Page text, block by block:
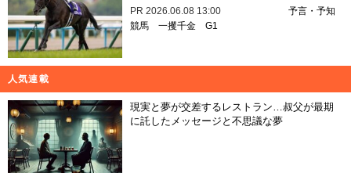
PR 2026.06.08 13:00
予言・予知
競馬 一攫千金 G1
人気連載
現実と夢が交差するレストラン…叔父が最期
に託したメッセージと不思議な夢